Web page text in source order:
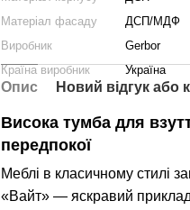
Матеріал фасаду
ДСП/МДФ
Виробник
Gerbor
Країна виробник
Україна
Опис Новий відгук або
Висока тумба для
передпокої
Меблі в класичному стилі
«Вайт» — яскравий приклад